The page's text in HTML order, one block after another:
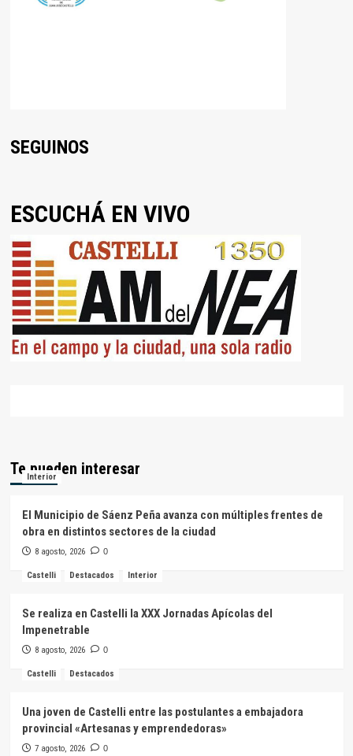
SEGUINOS
ESCUCHÁ EN VIVO
Te pueden interesar
Interior
El Municipio de Sáenz Peña avanza con múltiples frentes de
obra en distintos sectores de la ciudad
8 agosto, 2026 0
Castelli Destacados Interior
Se realiza en Castelli la XXX Jornadas Apícolas del
Impenetrable
8 agosto, 2026 0
Castelli Destacados
Una joven de Castelli entre las postulantes a embajadora
provincial «Artesanas y emprendedoras»
7 agosto, 2026 0